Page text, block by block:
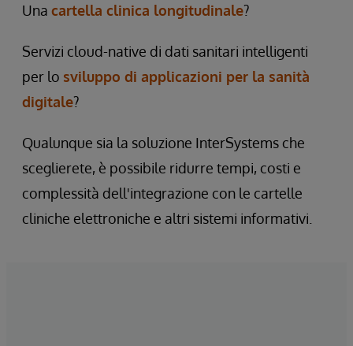
Una cartella clinica longitudinale?
Servizi cloud-native di dati sanitari intelligenti
per lo sviluppo di applicazioni per la sanità
digitale?
Qualunque sia la soluzione InterSystems che
sceglierete, è possibile ridurre tempi, costi e
complessità dell'integrazione con le cartelle
cliniche elettroniche e altri sistemi informativi.